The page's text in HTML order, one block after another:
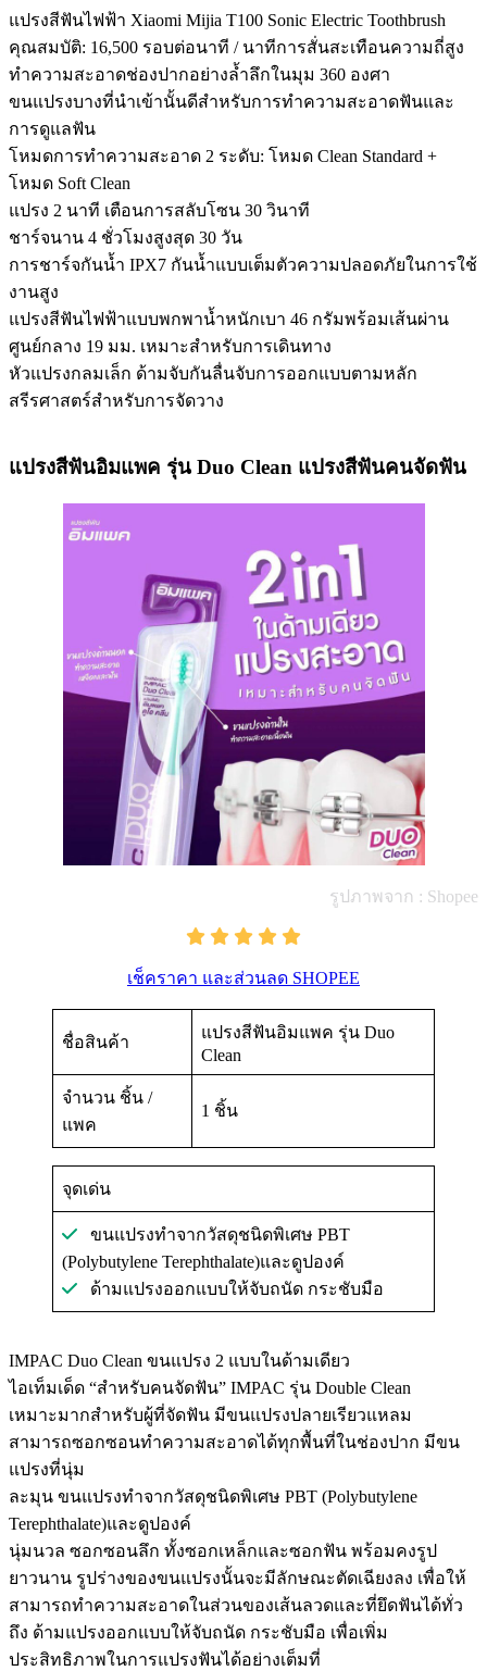
แปรงสีฟันไฟฟ้า Xiaomi Mijia T100 Sonic Electric Toothbrush
คุณสมบัติ: 16,500 รอบต่อนาที / นาทีการสั่นสะเทือนความถี่สูง
ทำความสะอาดช่องปากอย่างล้ำลึกในมุม 360 องศา
ขนแปรงบางที่นำเข้านั้นดีสำหรับการทำความสะอาดฟันและ
การดูแลฟัน
โหมดการทำความสะอาด 2 ระดับ: โหมด Clean Standard +
โหมด Soft Clean
แปรง 2 นาที เตือนการสลับโซน 30 วินาที
ชาร์จนาน 4 ชั่วโมงสูงสุด 30 วัน
การชาร์จกันน้ำ IPX7 กันน้ำแบบเต็มตัวความปลอดภัยในการใช้
งานสูง
แปรงสีฟันไฟฟ้าแบบพกพาน้ำหนักเบา 46 กรัมพร้อมเส้นผ่าน
ศูนย์กลาง 19 มม. เหมาะสำหรับการเดินทาง
หัวแปรงกลมเล็ก ด้ามจับกันลื่นจับการออกแบบตามหลัก
สรีรศาสตร์สำหรับการจัดวาง
แปรงสีฟันอิมแพค รุ่น Duo Clean แปรงสีฟันคนจัดฟัน
รูปภาพจาก : Shopee
เช็คราคา และส่วนลด SHOPEE
ชื่อสินค้า
แปรงสีฟันอิมแพค รุ่น Duo
Clean
จำนวน ชิ้น /
แพค
1 ชิ้น
จุดเด่น
ขนแปรงทำจากวัสดุชนิดพิเศษ PBT
(Polybutylene Terephthalate)และดูปองค์
ด้ามแปรงออกแบบให้จับถนัด กระชับมือ
IMPAC Duo Clean ขนแปรง 2 แบบในด้ามเดียว
ไอเท็มเด็ด “สำหรับคนจัดฟัน” IMPAC รุ่น Double Clean
เหมาะมากสำหรับผู้ที่จัดฟัน มีขนแปรงปลายเรียวแหลม
สามารถซอกซอนทำความสะอาดได้ทุกพื้นที่ในช่องปาก มีขน
แปรงที่นุ่ม
ละมุน ขนแปรงทำจากวัสดุชนิดพิเศษ PBT (Polybutylene
Terephthalate)และดูปองค์
นุ่มนวล ซอกซอนลึก ทั้งซอกเหล็กและซอกฟัน พร้อมคงรูป
ยาวนาน รูปร่างของขนแปรงนั้นจะมีลักษณะตัดเฉียงลง เพื่อให้
สามารถทำความสะอาดในส่วนของเส้นลวดและที่ยึดฟันได้ทั่ว
ถึง ด้ามแปรงออกแบบให้จับถนัด กระชับมือ เพื่อเพิ่ม
ประสิทธิภาพในการแปรงฟันได้อย่างเต็มที่